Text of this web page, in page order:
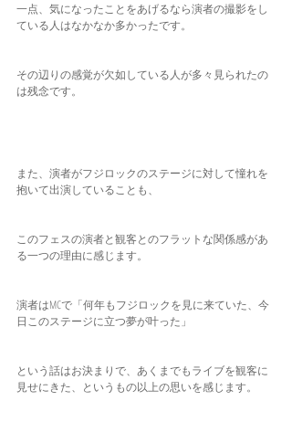
一点、気になったことをあげるなら演者の撮影をし
ている人はなかなか多かったです。
その辺りの感覚が欠如している人が多々見られたの
は残念です。
また、演者がフジロックのステージに対して憧れを
抱いて出演していることも、
このフェスの演者と観客とのフラットな関係感があ
る一つの理由に感じます。
演者はMCで「何年もフジロックを見に来ていた、今
日このステージに立つ夢が叶った」
という話はお決まりで、あくまでもライブを観客に
見せにきた、というもの以上の思いを感じます。